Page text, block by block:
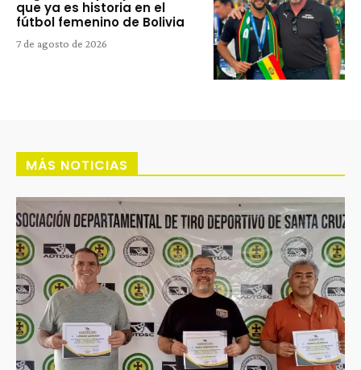
que ya es historia en el
fútbol femenino de Bolivia
7 de agosto de 2026
MÁS NOTICIAS